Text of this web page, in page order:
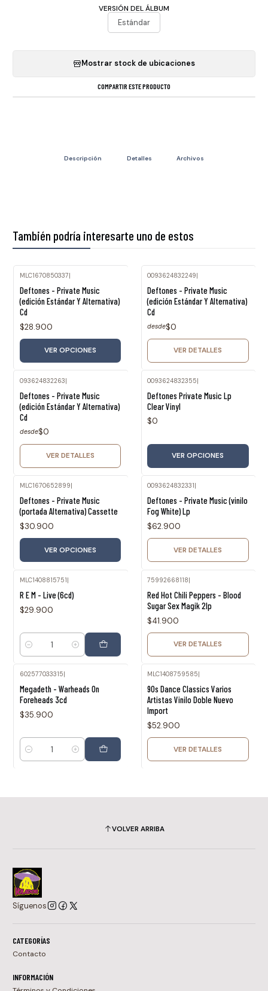
VERSIÓN DEL ÁLBUM
Estándar
Mostrar stock de ubicaciones
COMPARTIR ESTE PRODUCTO
Descripción Detalles Archivos
También podría interesarte uno de estos
MLC1670850337|
Deftones - Private Music
(edición Estándar Y Alternativa)
Cd
$28.900
VER OPCIONES
0093624832249|
Deftones - Private Music
(edición Estándar Y Alternativa)
Cd
desde$0
VER DETALLES
093624832263|
Deftones - Private Music
(edición Estándar Y Alternativa)
Cd
desde$0
VER DETALLES
0093624832355|
Deftones Private Music Lp
Clear Vinyl
$0
VER OPCIONES
MLC1670652899
Deftones - Private Music
(portada Alternativa) Cassette
$30.900
VER OPCIONES
0093624832331
Deftones - Private Music (vinilo
Fog White) Lp
$62.900
VER DETALLES
MLC1408815751|
R E M - Live (6cd)
$29.900
Cantidad
75992668118|
Red Hot Chili Peppers - Blood
Sugar Sex Magik 2lp
$41.900
VER DETALLES
602577033315
Megadeth - Warheads On
Foreheads 3cd
$35.900
Cantidad
MLC1408759585
90s Dance Classics Varios
Artistas Vinilo Doble Nuevo
Import
$52.900
VER DETALLES
VOLVER ARRIBA
Síguenos
CATEGORÍAS
Contacto
INFORMACIÓN